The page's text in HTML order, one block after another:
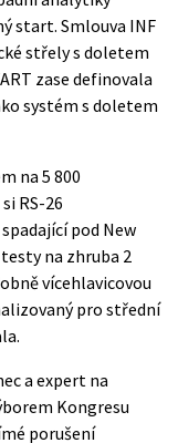
start. Smlouva INF
střely s doletem
zase definovala
systém s doletem
na 5 800
RS-26
pod New
na zhruba 2
vícehlavicovou
pro střední
a expert na
Kongresu
porušení